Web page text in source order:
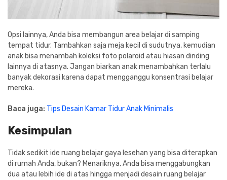
Opsi lainnya, Anda bisa membangun area belajar di samping
tempat tidur. Tambahkan saja meja kecil di sudutnya, kemudian
anak bisa menambah koleksi foto polaroid atau hiasan dinding
lainnya di atasnya. Jangan biarkan anak menambahkan terlalu
banyak dekorasi karena dapat mengganggu konsentrasi belajar
mereka.
Baca juga: Tips Desain Kamar Tidur Anak Minimalis
Kesimpulan
Tidak sedikit ide ruang belajar gaya lesehan yang bisa diterapkan
di rumah Anda, bukan? Menariknya, Anda bisa menggabungkan
dua atau lebih ide di atas hingga menjadi desain ruang belajar